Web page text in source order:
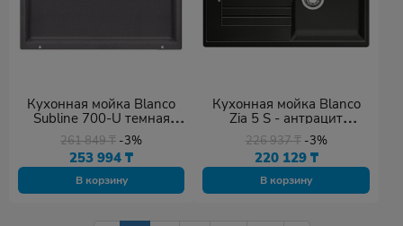
Кухонная мойка Blanco
Subline 700-U темная
скала (523443)
261 849₸ -3%
253 994₸
В корзину
Кухонная мойка Blanco
Zia 5 S - антрацит
(520511)
226 937₸ -3%
220 129 ₸
В корзину